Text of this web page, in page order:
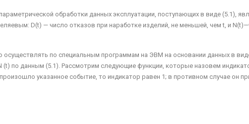
обра­ботки данных эксплуатации, поступающих в виде (5.1),
D(t) — число отказов при наработке изделий, не меньшей, чем t, и
осуществлять по спе­циальным программам на ЭВМ на основании данных в
(t) по данным (5.1). Рассмотрим следующие функции, которые назовем
указанное собы­тие, то индикатор равен 1; в противном случае он